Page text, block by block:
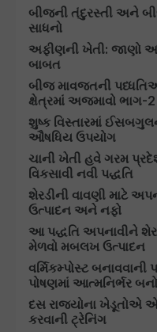
બીજની તંદુરસ્તી અને
સાધનો
અફીણની ખેતી: જાણો
બાબત
બીજ માવજતની
ક્ષેત્રમાં અજમાવો ભાગ-2
શુષ્ક વિસ્તારમાં
ઔષધિય ઉપયોગ
ચાની ખેતી હવે ગરમ
વિકસાવી નવી પદ્ધતિ
શેરડીની વાવણી માટે
ઉત્પાદન અને નફો
આ પદ્ધતિ અપનાવીને
મેળવો મબલખ ઉત્પાદન
વર્મિકમ્પોસ્ટ
પોષણમાં આત્મનિર્ભર બનો
દસ રાજ્યોના ખેડૂતોએ
કરવાની ટ્રેનિંગ